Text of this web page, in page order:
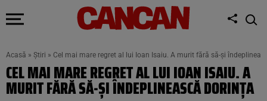
Acasă » Știri » Cel mai mare regret al lui Ioan Isaiu. A murit fără să-și
CEL MAI MARE REGRET AL LUI IOAN ISAIU. A
MURIT FĂRĂ SĂ-ȘI ÎNDEPLINEASCĂ DORINȚA